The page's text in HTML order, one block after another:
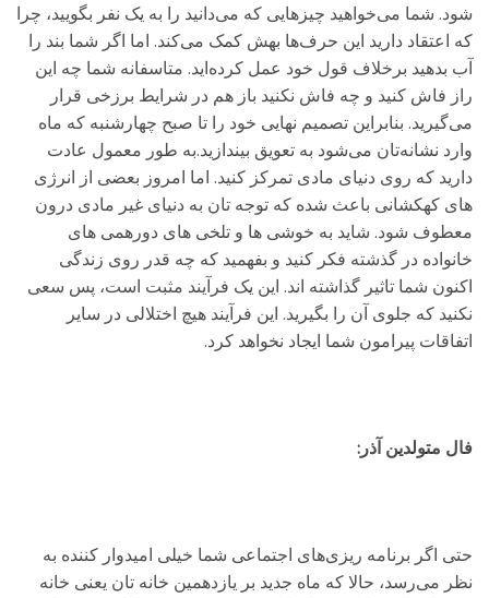
شود. شما می‌خواهید چیزهایی که می‌دانید را به یک نفر بگویید، چرا
که اعتقاد دارید این حرف‌ها بهش کمک می‌کند. اما اگر شما بند را
آب بدهید برخلاف قول خود عمل کرده‌اید. متاسفانه شما چه این
راز فاش کنید و چه فاش نکنید باز هم در شرایط برزخی قرار
می‌گیرید. بنابراین تصمیم نهایی خود را تا صبح چهارشنبه که ماه
وارد نشانه‌تان می‌شود به تعویق بیندازید.به طور معمول عادت
دارید که روی دنیای مادی تمرکز کنید. اما امروز بعضی از انرژی
های کهکشانی باعث شده که توجه تان به دنیای غیر مادی درون
معطوف شود. شاید به خوشی ها و تلخی های دورهمی های
خانواده در گذشته فکر کنید و بفهمید که چه قدر روی زندگی
اکنون شما تاثیر گذاشته اند. این یک فرآیند مثبت است، پس سعی
نکنید که جلوی آن را بگیرید. این فرآیند هیچ اختلالی در سایر
اتفاقات پیرامون شما ایجاد نخواهد کرد.
فال متولدین آذر:
حتی اگر برنامه ریزی‌های اجتماعی شما خیلی امیدوار کننده به
نظر می‌رسد، حالا که ماه جدید بر یازدهمین خانه تان یعنی خانه